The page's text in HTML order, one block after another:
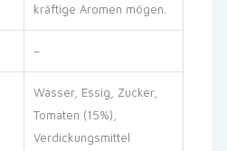
kräftige Aromen mögen.
–
Wasser, Essig, Zucker,
Tomaten (15%),
Verdickungsmittel